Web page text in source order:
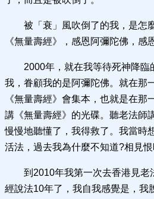
被「衰」風吹倒了的我，是怎
《無量壽經》，感恩阿彌陀佛，感
2000年，就在我等待死神降臨
我，眷顧我的是阿彌陀佛。就在那
《無量壽經》會集本，也就是在那
講《無量壽經》的光碟。聽老法師
慢慢地聽懂了，我得救了。我當時
活法，過去我為什麼不知道?相見恨
到2010年我第一次去香港見老
經說法10年了，我自我感覺是，我